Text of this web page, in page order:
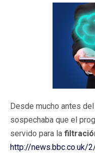
Desde mucho antes
sospechaba que el
servido para la
http://news.bbc.co.uk/